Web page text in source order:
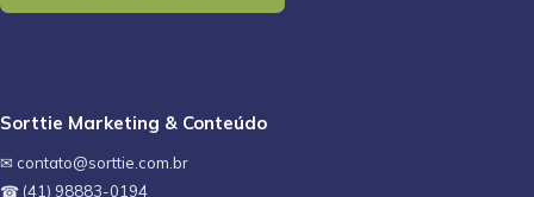
Sorttie Marketing & Conteúdo
✉ contato@sorttie.com.br
☎ (41) 98883-0194